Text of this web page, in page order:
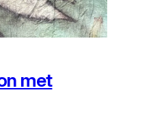
met